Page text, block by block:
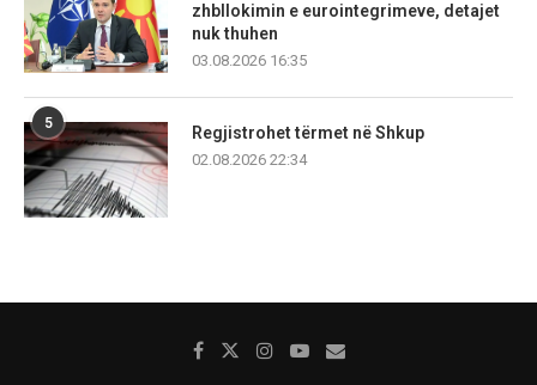
zhbllokimin e eurointegrimeve, detajet
nuk thuhen
03.08.2026 16:35
5
Regjistrohet tërmet në Shkup
02.08.2026 22:34